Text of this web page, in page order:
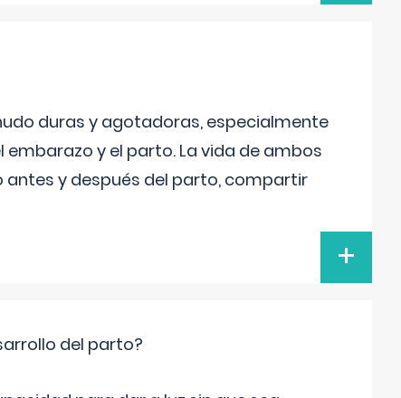
duras y agotadoras, especialmente
y el parto. La vida de ambos
y después del parto, compartir
+
del parto?